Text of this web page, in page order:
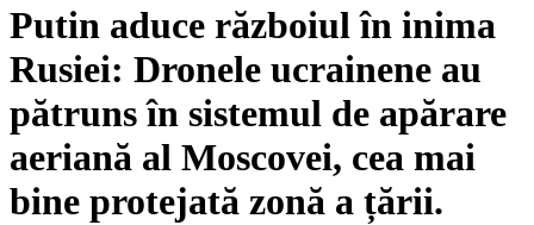
Putin aduce războiul în inima
Rusiei: Dronele ucrainene au
pătruns în sistemul de apărare
aeriană al Moscovei, cea mai
bine protejată zonă a țării.